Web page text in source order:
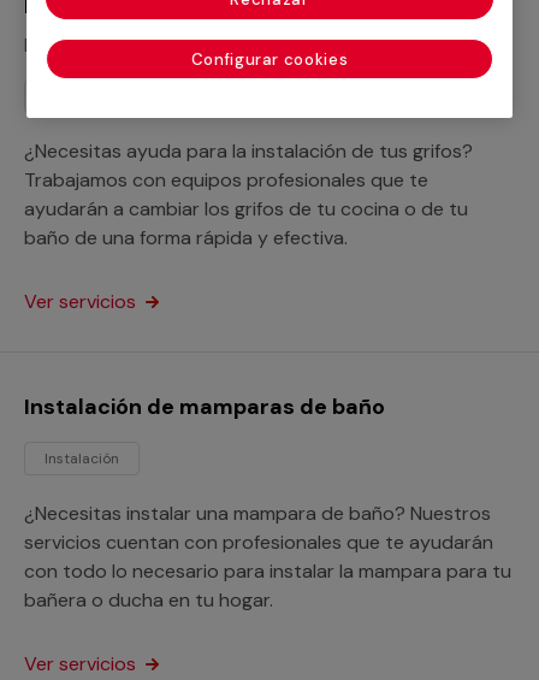
Instalación de grifería
Desde 42,71 €
¿Necesitas ayuda para la instalación de tus grifos?
Trabajamos con equipos profesionales que te
ayudarán a cambiar los grifos de tu cocina o de tu
baño de una forma rápida y efectiva.
Ver servicios
Instalación de mamparas de baño
Instalación
¿Necesitas instalar una mampara de baño? Nuestros
servicios cuentan con profesionales que te ayudarán
con todo lo necesario para instalar la mampara para tu
bañera o ducha en tu hogar.
Ver servicios
Configurar cookies